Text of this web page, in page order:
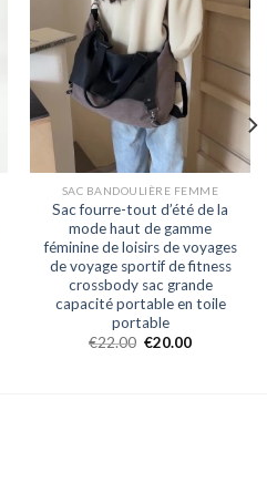
SAC BANDOULIÈRE FEMME
Sac fourre-tout d’été de la
mode haut de gamme
féminine de loisirs de voyages
de voyage sportif de fitness
crossbody sac grande
capacité portable en toile
portable
€22.00 €20.00